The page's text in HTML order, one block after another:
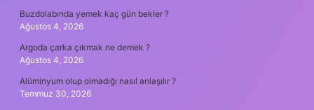
Buzdolabında yemek kaç gün bekler ?
Ağustos 4, 2026
Argoda çarka çıkmak ne demek ?
Ağustos 4, 2026
Alüminyum olup olmadığı nasıl anlaşılır ?
Temmuz 30, 2026